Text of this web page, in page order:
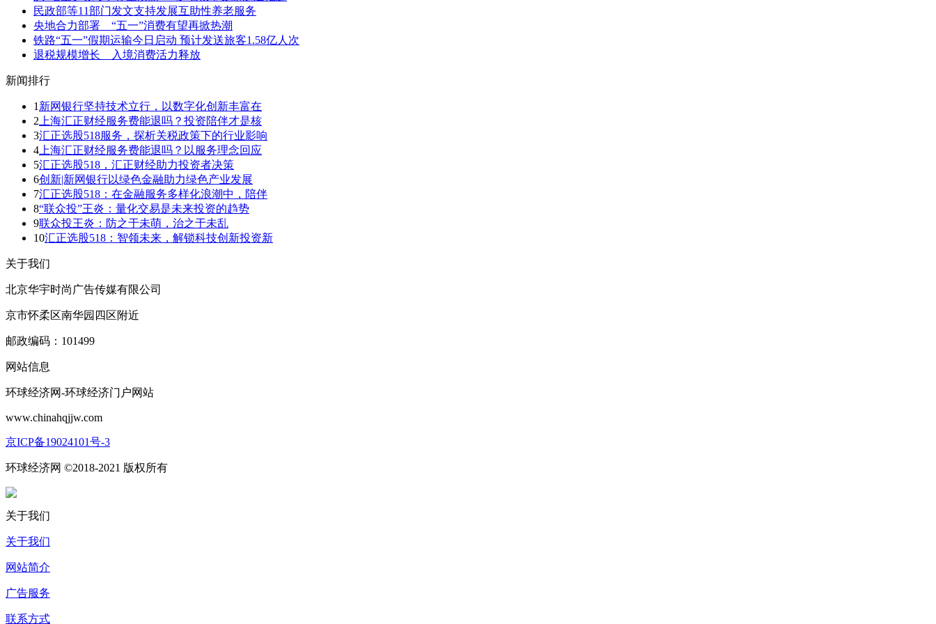
民政部等11部门发文支持发展互助性养老服务
央地合力部署 “五一”消费有望再掀热潮
铁路“五一”假期运输今日启动 预计发送旅客1.58亿人次
退税规模增长 入境消费活力释放
新闻排行
1 新网银行坚持技术立行，以数字化创新丰富在
2 上海汇正财经服务费能退吗？投资陪伴才是核
3汇正选股518服务，探析关税政策下的行业影响
4 上海汇正财经服务费能退吗？以服务理念回应
5汇正选股518，汇正财经助力投资者决策
6创新|新网银行以绿色金融助力绿色产业发展
7汇正选股518：在金融服务多样化浪潮中，陪伴
8“联众投”王炎：量化交易是未来投资的趋势
9联众投王炎：防之于未萌，治之于未乱
10汇正选股518：智领未来，解锁科技创新投资新
关于我们
北京华宇时尚广告传媒有限公司
京市怀柔区南华园四区附近
邮政编码：101499
网站信息
环球经济网-环球经济门户网站
www.chinahqjjw.com
京ICP备19024101号-3
环球经济网 ©2018-2021 版权所有
关于我们
关于我们
网站简介
广告服务
联系方式